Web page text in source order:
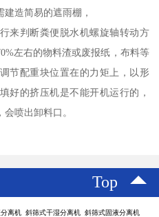
造简易的遮雨棚，
来判断粪便脱水机螺旋轴转动方
左右的物料渣或废报纸，布料等
节配重块位置在的力矩上，以形
好的挤压机是不能开机运行的，
喷出卸料口。
Top
离机 斜筛式干湿分离机 斜筛式固液分离机